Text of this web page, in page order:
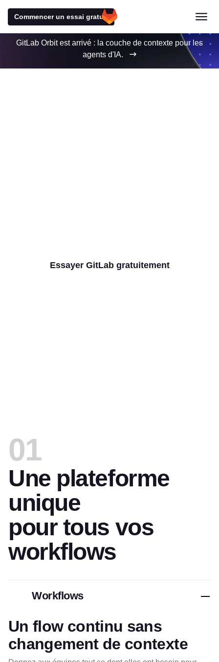
Commencer un essai gratuit
GitLab Orbit est arrivé : la couche de contexte pour les
agents d'IA.
Essayer GitLab gratuitement
01
Une plateforme
unique
pour tous vos
workflows
Workflows
Un flow continu sans
changement de contexte